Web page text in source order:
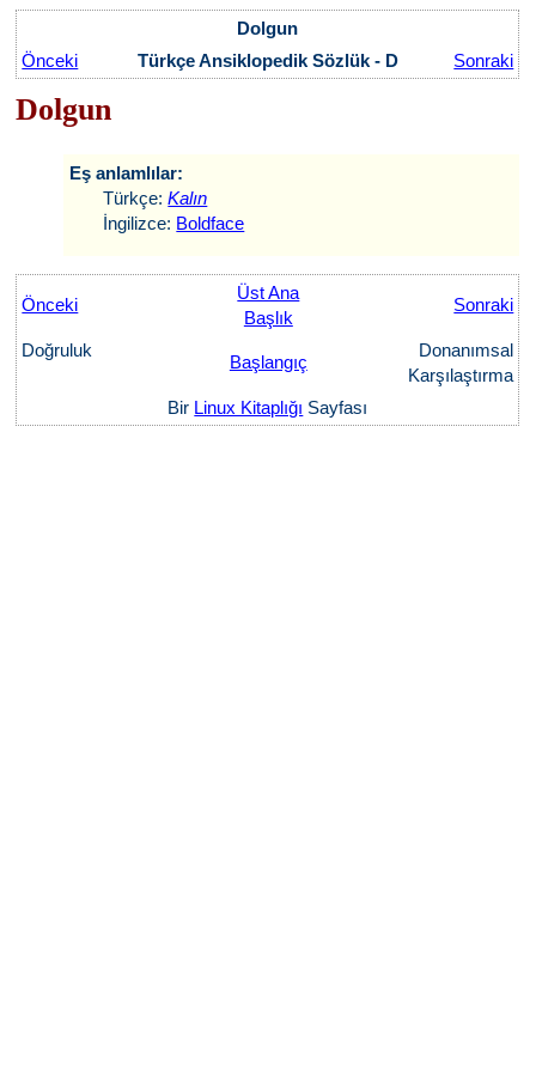
Dolgun
Önceki
Türkçe Ansiklopedik Sözlük - D Sonraki
Dolgun
Eş anlamlılar:
Türkçe:Kalın
İngilizce: Boldface
Önceki
Üst Ana
Başlık
Sonraki
Doğruluk
Başlangıç
Donanımsal
Karşılaştırma
Bir Linux Kitaplığı Sayfası